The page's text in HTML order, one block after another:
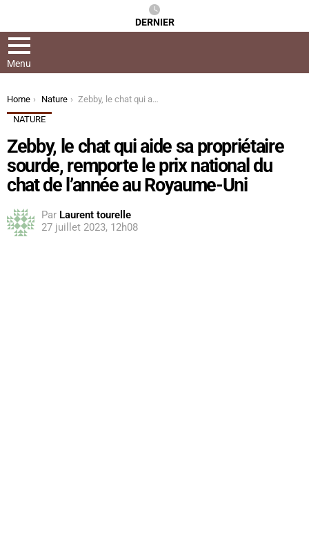
DERNIER
Menu
You are here:
Home Nature
Zebby, le chat qui aide sa propriétaire sourde, remporte le prix national du chat de l’année au Royaume-Uni
NATURE
Zebby, le chat qui aide sa propriétaire
sourde, remporte le prix national du
chat de l’année au Royaume-Uni
Par Laurent tourelle
27 juillet 2023, 12h08